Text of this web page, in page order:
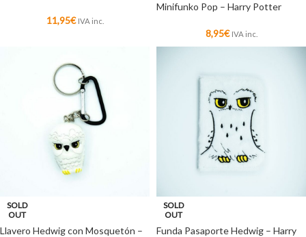
11,95€ IVA inc.
Minifunko Pop – Harry Potter
8,95€ IVA inc.
SOLD
OUT
Llavero Hedwig con Mosquetón –
SOLD
OUT
Funda Pasaporte Hedwig – Harry